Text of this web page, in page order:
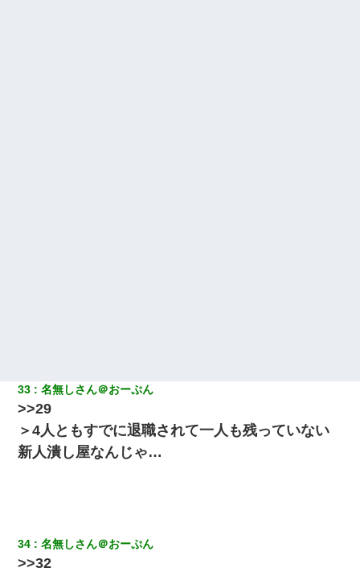
33 名無しさん＠おーぷん
>>29
＞4人ともすでに退職されて一人も残っていない
新人潰し屋なんじゃ…
34 名無しさん＠おーぷん
>>32